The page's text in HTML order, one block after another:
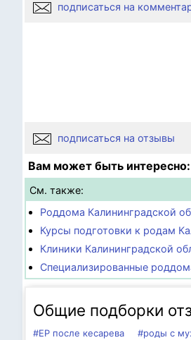
подписаться на
подписаться на отзывы
Вам может быть интересно:
См. также:
Роддома Калининградской
Курсы подготовки к родам
Клиники Калининградской
Специализированные
Общие подборки
#ЕР после кесарева #роды с